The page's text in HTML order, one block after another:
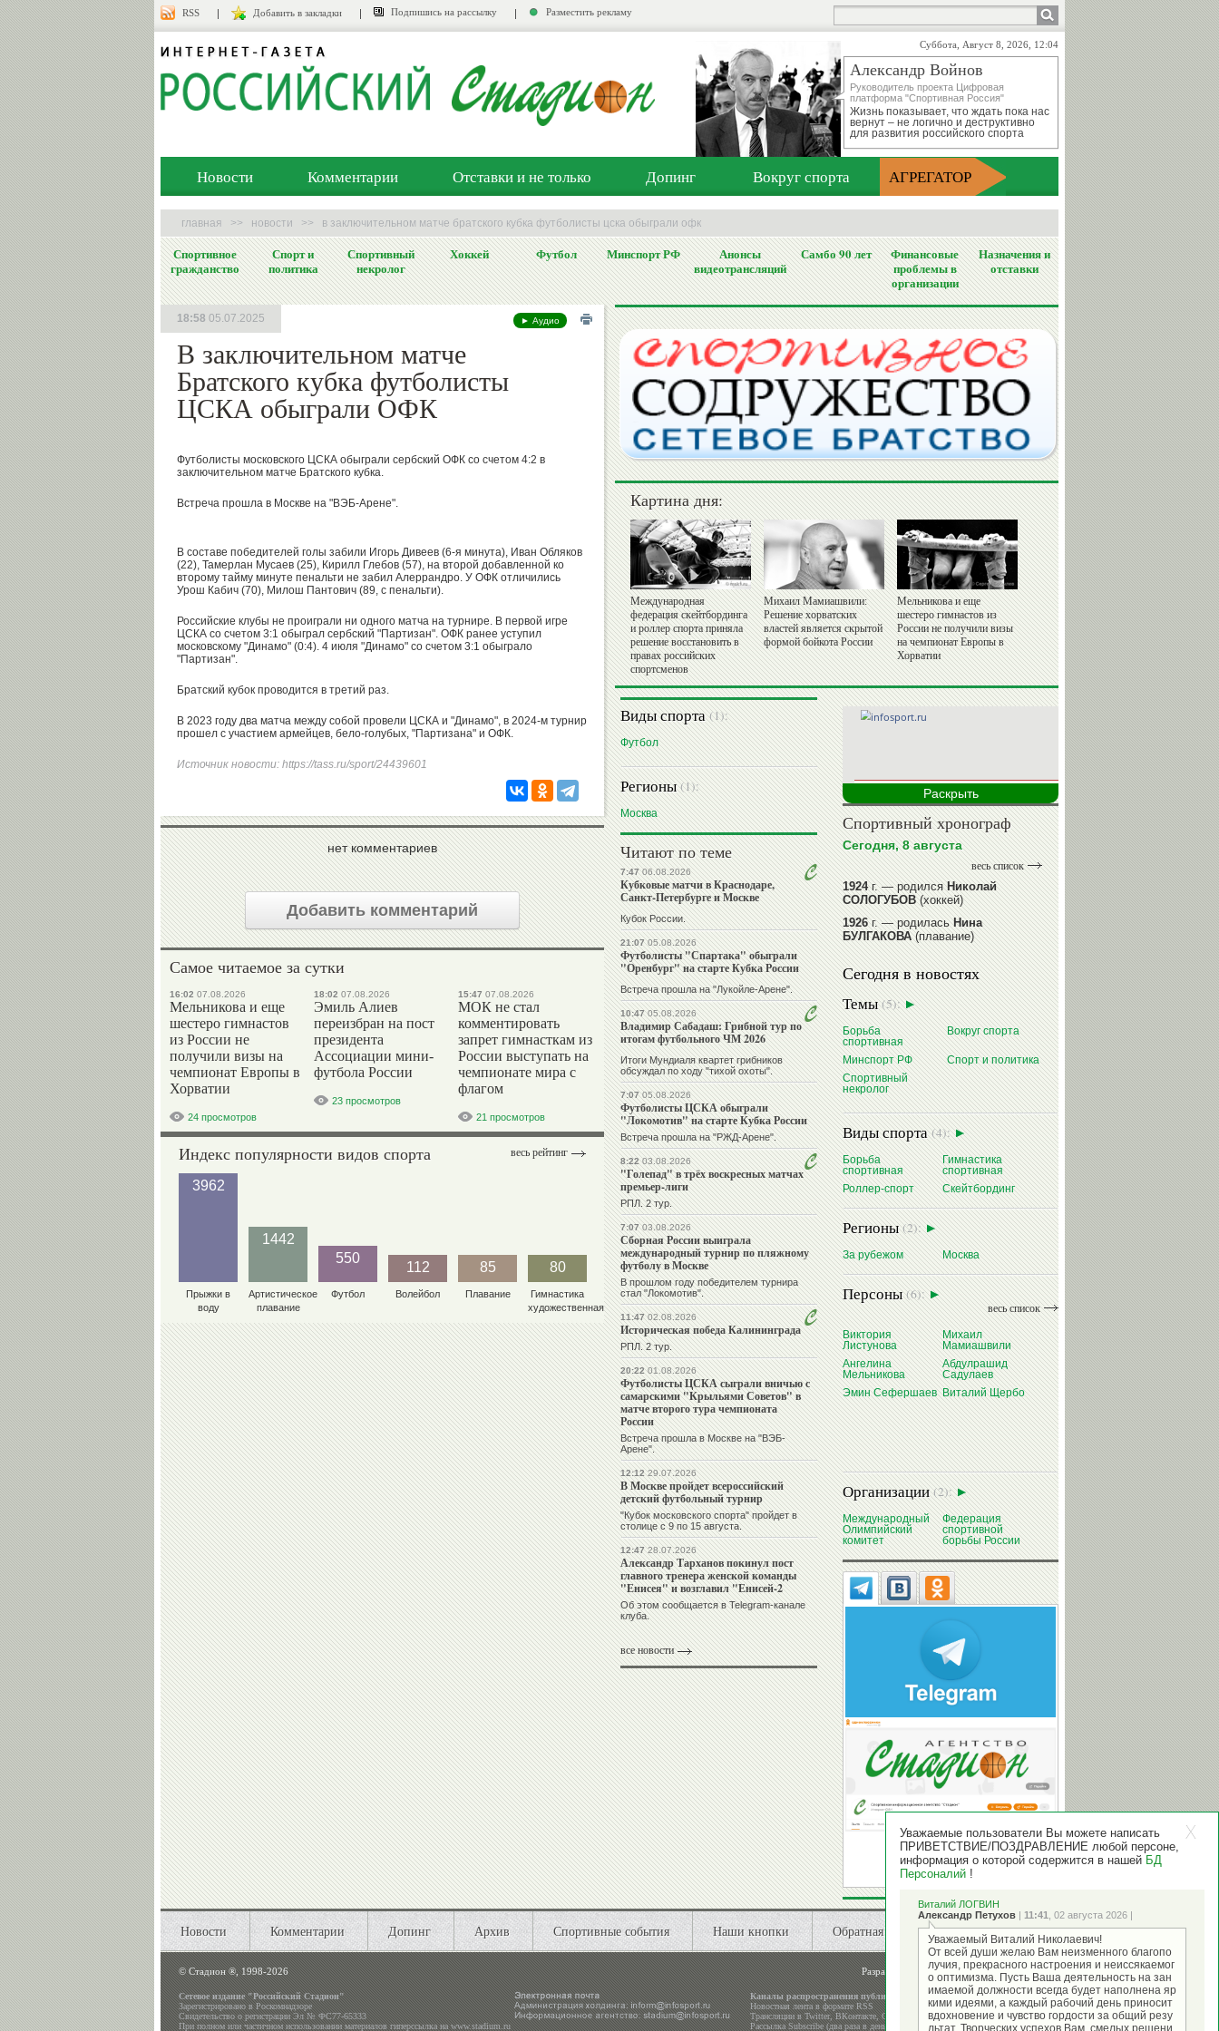
RSS Добавить в закладки Подпишись на рассылку Разместить рекламу
Суббота, Август 8, 2026, 12:04
Александр Войнов
Руководитель проекта Цифровая
платформа "Спортивная Россия"
Жизнь показывает, что ждать пока нас
вернут – не логично и деструктивно
для развития российского спорта
Новости Комментарии Отставки и не только Допинг Вокруг спорта АГРЕГАТОР
главная >> новости >> в заключительном матче братского кубка футболисты цска обыграли офк
Спортивное
гражданство
Спорт и
политика
Спортивный
некролог
Хоккей Футбол Минспорт РФ
Анонсы
видеотрансляций
Самбо 90 лет
Финансовые
проблемы в
организации
Назначения и
отставки
► Аудио
В заключительном матче
Братского кубка футболисты
ЦСКА обыграли ОФК
18:58 05.07.2025
Футболисты московского ЦСКА обыграли сербский ОФК со счетом 4:2 в
заключительном матче Братского кубка.
Встреча прошла в Москве на "ВЭБ-Арене".
В составе победителей голы забили Игорь Дивеев (6-я минута), Иван Обляков
(22), Тамерлан Мусаев (25), Кирилл Глебов (57), на второй добавленной ко
второму тайму минуте пенальти не забил Алеррандро. У ОФК отличились
Урош Кабич (70), Милош Пантович (89, с пенальти).
Российские клубы не проиграли ни одного матча на турнире. В первой игре
ЦСКА со счетом 3:1 обыграл сербский "Партизан". ОФК ранее уступил
московскому "Динамо" (0:4). 4 июля "Динамо" со счетом 3:1 обыграло
"Партизан".
Братский кубок проводится в третий раз.
В 2023 году два матча между собой провели ЦСКА и "Динамо", в 2024-м турнир
прошел с участием армейцев, бело-голубых, "Партизана" и ОФК.
Источник новости: https://tass.ru/sport/24439601
нет комментариев
Добавить комментарий
Самое читаемое за сутки
16:02 07.08.2026
Мельникова и еще
шестеро гимнастов
из России не
получили визы на
чемпионат Европы в
Хорватии
24 просмотров
18:02 07.08.2026
Эмиль Алиев
переизбран на пост
президента
Ассоциации мини-
футбола России
23 просмотров
15:47 07.08.2026
МОК не стал
комментировать
запрет гимнасткам из
России выступать на
чемпионате мира с
флагом
21 просмотров
весь рейтинг
Индекс популярности видов спорта
3962
Прыжки в
воду
1442
Артистическое
плавание
550
Футбол
112
Волейбол
85
Плавание
80
Гимнастика
художественная
Картина дня:
Международная
федерация скейтбординга
и роллер спорта приняла
решение восстановить в
правах российских
спортсменов
Михаил Мамиашвили:
Решение хорватских
властей является скрытой
формой бойкота России
Мельникова и еще
шестеро гимнастов из
России не получили визы
на чемпионат Европы в
Хорватии
Виды спорта(1):
Футбол
Регионы(1):
Москва
Читают по теме
7:4706.08.2026
Кубковые матчи в Краснодаре,
Санкт-Петербурге и Москве
Кубок России.
21:0705.08.2026
Футболисты "Спартака" обыграли
"Оренбург" на старте Кубка России
Встреча прошла на "Лукойле-Арене".
10:4705.08.2026
Владимир Сабадаш: Грибной тур по
итогам футбольного ЧМ 2026
Итоги Мундиаля квартет грибников
обсуждал по ходу "тихой охоты".
7:0705.08.2026
Футболисты ЦСКА обыграли
"Локомотив" на старте Кубка России
Встреча прошла на "РЖД-Арене".
8:2203.08.2026
"Голепад" в трёх воскресных матчах
премьер-лиги
РПЛ. 2 тур.
7:0703.08.2026
Сборная России выиграла
международный турнир по пляжному
футболу в Москве
В прошлом году победителем турнира
стал "Локомотив".
11:4702.08.2026
Историческая победа Калининграда
РПЛ. 2 тур.
20:2201.08.2026
Футболисты ЦСКА сыграли вничью с
самарскими "Крыльями Советов" в
матче второго тура чемпионата
России
Встреча прошла в Москве на "ВЭБ-
Арене".
12:1229.07.2026
В Москве пройдет всероссийский
детский футбольный турнир
"Кубок московского спорта" пройдет в
столице с 9 по 15 августа.
12:4728.07.2026
Александр Тарханов покинул пост
главного тренера женской команды
"Енисея" и возглавил "Енисей-2
Об этом сообщается в Telegram-канале
клуба.
все новости
Раскрыть
Спортивный хронограф
Сегодня, 8 августа
весь список
1924г. — родилсяНиколай
СОЛОГУБОВ(хоккей)
1926г. — родиласьНина
БУЛГАКОВА(плавание)
1941г. — родиласьРавиля
ПРОКОПЕНКО (САЛИМОВА)
(баскетбол)
1964г. — родилсяНиколай
ЖУРАВСКИЙ(гребля на байдарках
и каноэ)
1964г. — родилсяЮрий ХМЫЛЕВ
(хоккей)
читать далее
Сегодня в новостях
Темы(5):
Борьба
спортивная
Вокруг спорта
Минспорт РФ
Спорт и политика
Спортивный
некролог
Виды спорта(4):
Борьба
спортивная
Гимнастика
спортивная
Роллер-спорт
Скейтбординг
Регионы(2):
За рубежом Москва
Персоны(6):
весь список
Виктория
Листунова
Михаил
Мамиашвили
Ангелина
Мельникова
Абдулрашид
Садулаев
Эмин Сефершаев Виталий Щербо
Организации(2):
Международный
Олимпийский
комитет
Федерация
спортивной
борьбы России
Новости Комментарии Допинг Архив Спортивные события Наши кнопки Обратная связь
©Стадион ®, 1998-2026 Разработка и поддержкаООО "Стадион"
Сетевое издание "Российский Стадион"
Зарегистрировано в Роскомнадзоре
Свидетельство о регистрации Эл № ФС77-65333
При полном или частичном использовании материалов гиперссылка наwww.stadium.ru
Каналы распространения публикаций
Новостная лента в формате RSS
Трансляции вTwitter,ВКонтакте,Google+
Рассылка Subscribe (два раза в день)
Уважаемые пользователи Вы можете написать
ПРИВЕТСТВИЕ/ПОЗДРАВЛЕНИЕ любой персоне,
информация о которой содержится в нашей БД
Персоналий !
Виталий ЛОГВИН
Александр Петухов | 11:41 , 02 августа 2026 |
Уважаемый Виталий Николаевич!
От всей души желаю Вам неизменного благопо
лучия, прекрасного настроения и неиссякаемог
о оптимизма. Пусть Ваша деятельность на зан
имаемой должности всегда будет наполнена яр
кими идеями, а каждый рабочий день приносит
вдохновение и чувство гордости за общий резу
льтат. Творческих успехов Вам, смелых решени